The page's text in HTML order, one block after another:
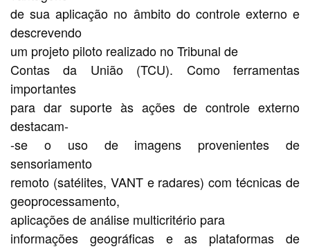
de sua aplicação no âmbito do controle externo e
descrevendo
um projeto piloto realizado no Tribunal de
Contas da União (TCU). Como ferramentas
importantes
para dar suporte às ações de controle externo
destacam-
-se o uso de imagens provenientes de
sensoriamento
remoto (satélites, VANT e radares) com técnicas de
geoprocessamento,
aplicações de análise multicritério para
informações geográficas e as plataformas de